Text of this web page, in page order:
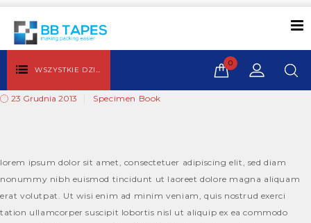
WSZYSTKIE DZIAŁY
0
23 Grudnia 2013 Specimen Book
lorem ipsum dolor sit amet, consectetuer adipiscing elit, sed diam
nonummy nibh euismod tincidunt ut laoreet dolore magna aliquam
erat volutpat. Ut wisi enim ad minim veniam, quis nostrud exerci
tation ullamcorper suscipit lobortis nisl ut aliquip ex ea commodo